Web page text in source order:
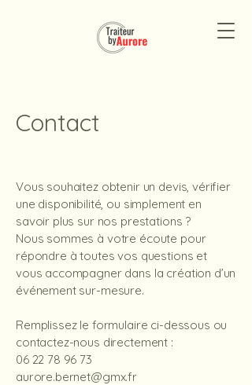
Contact
Vous souhaitez obtenir un devis, vérifier
une disponibilité, ou simplement en
savoir plus sur nos prestations ?
Nous sommes à votre écoute pour
répondre à toutes vos questions et
vous accompagner dans la création d’un
événement sur-mesure.
Remplissez le formulaire ci-dessous ou
contactez-nous directement :
06 22 78 96 73
aurore.bernet@gmx.fr